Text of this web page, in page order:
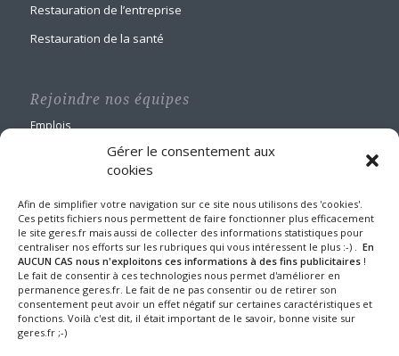
Gérer le consentement aux
cookies
Afin de simplifier votre navigation sur ce site nous utilisons des 'cookies'.
Ces petits fichiers nous permettent de faire fonctionner plus efficacement
le site geres.fr mais aussi de collecter des informations statistiques pour
centraliser nos efforts sur les rubriques qui vous intéressent le plus :-) . En
AUCUN CAS nous n'exploitons ces informations à des fins publicitaires !
Le fait de consentir à ces technologies nous permet d'améliorer en
permanence geres.fr. Le fait de ne pas consentir ou de retirer son
consentement peut avoir un effet négatif sur certaines caractéristiques et
fonctions. Voilà c'est dit, il était important de le savoir, bonne visite sur
geres.fr ;-)
Restauration de l’entreprise
Restauration de la santé
Rejoindre nos équipes
Emplois
GERES Restauration
Maison Blanche
1 route de Nangis - BP 60588
77016 MELUN CEDEX
Tel : 01 64 10 22 90
Fax : 01 64 39 24 43